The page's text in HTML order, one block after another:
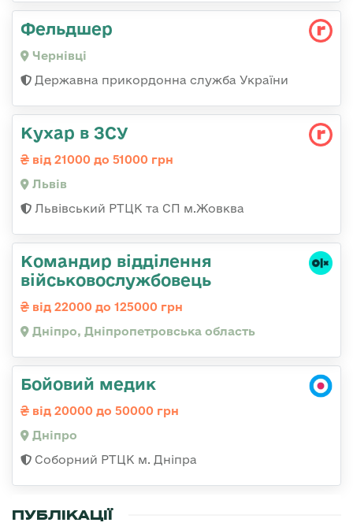
Фельдшер
Чернівці
Державна прикордонна служба України
Кухар в ЗСУ
від 21000 до 51000 грн
Львів
Львівський РТЦК та СП м.Жовква
Командир відділення
військовослужбовець
від 22000 до 125000 грн
Дніпро, Дніпропетровська область
Бойовий медик
від 20000 до 50000 грн
Дніпро
Соборний РТЦК м. Дніпра
ПУБЛІКАЦІЇ